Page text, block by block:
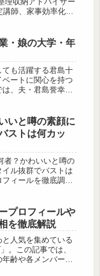
師、家事効率化支
・娘の大学・年
も活躍する君島十
ートに関心を持つ
、夫・君島誉幸氏
いと噂の素顔に
ストは何カッ
者？かわいいと噂の
ル抜群でバストは
ィールを徹底調
プロフィールや
を徹底解説
人気を集めている
。この記事では、
齢や各メンバーの